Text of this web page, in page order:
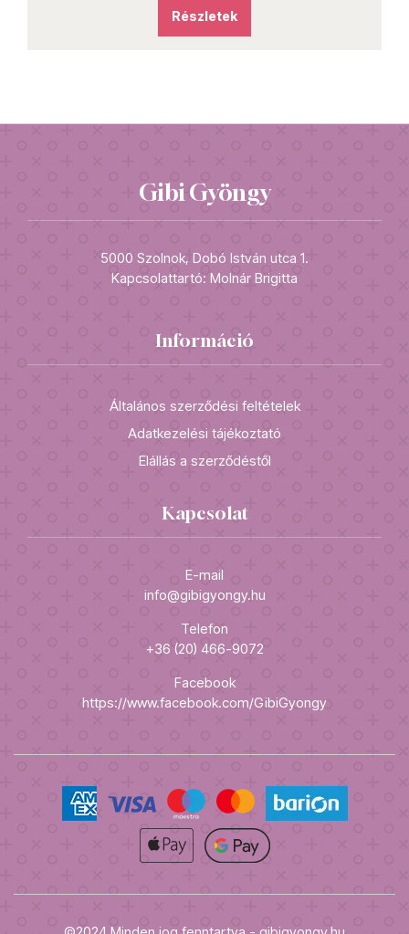
Részletek
Gibi Gyöngy
5000 Szolnok, Dobó István utca 1.
Kapcsolattartó: Molnár Brigitta
Információ
Általános szerződési feltételek
Adatkezelési tájékoztató
Elállás a szerződéstől
Kapcsolat
E-mail
info@gibigyongy.hu
Telefon
+36 (20) 466-9072
Facebook
https://www.facebook.com/GibiGyongy